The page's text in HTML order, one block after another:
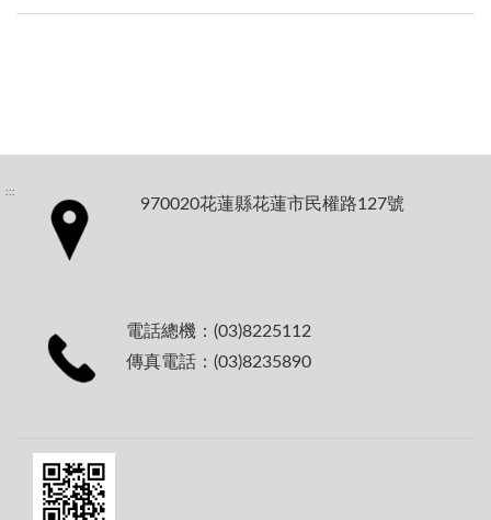
:::
970020花蓮縣花蓮市民權路127號
電話總機：(03)8225112
傳真電話：(03)8235890